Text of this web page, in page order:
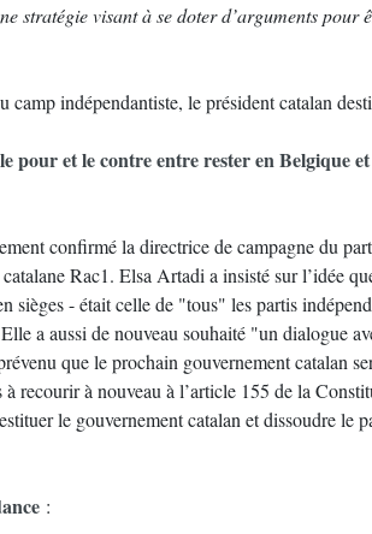
stratégie visant à se doter d’arguments pour
indépendantiste, le président catalan
pour et le contre entre rester en Belgique
confirmé la directrice de campagne du
Rac1. Elsa Artadi a insisté sur l’idée
sièges - était celle de "tous" les partis
a aussi de nouveau souhaité "un dialogue
que le prochain gouvernement catalan
à recourir à nouveau à l’article 155 de la
le gouvernement catalan et dissoudre le
: